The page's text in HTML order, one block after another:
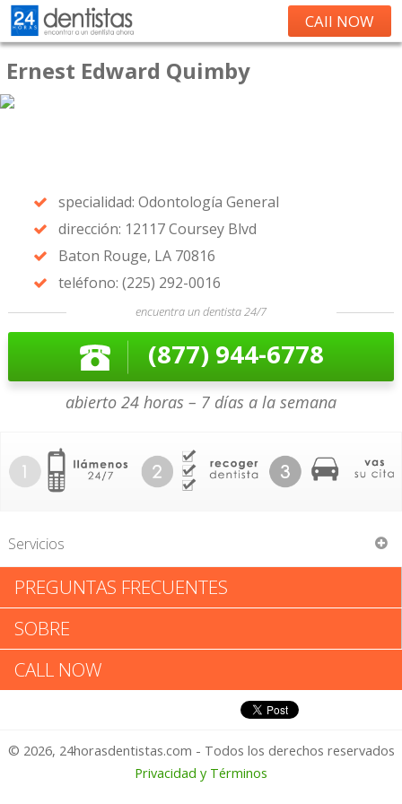
CAll NOW
Ernest Edward Quimby
specialidad: Odontología General
dirección: 12117 Coursey Blvd
Baton Rouge, LA 70816
teléfono: (225) 292-0016
encuentra un dentista 24/7
(877) 944-6778
abierto 24 horas – 7 días a la semana
Servicios
Ernest Edward Quimby
Ernest Edward Quimby: Califica
tu Experiencia
1 – No Feliz
PREGUNTAS FRECUENTES
SOBRE
CALL NOW
© 2026, 24horasdentistas.com - Todos los derechos reservados
Privacidad y Términos